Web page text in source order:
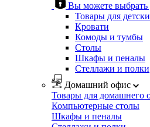
Вы можете выбрать
Товары для
Кровати
Комоды и тумбы
Столы
Шкафы и пеналы
Стеллажи и полки
Домашний офис
Товары для домашнего
Компьютерные столы
Шкафы и пеналы